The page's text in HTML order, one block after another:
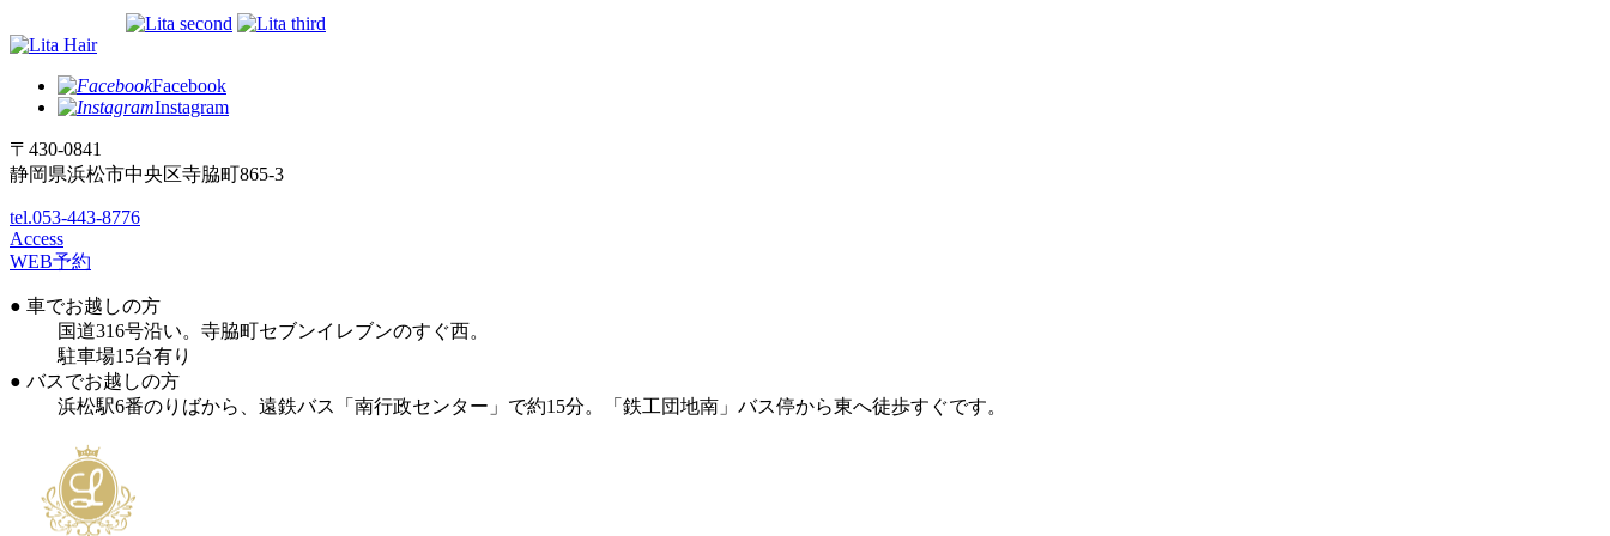
Facebook
Instagram
〒430-0841
静岡県浜松市中央区寺脇町865-3
tel.053-443-8776
Access
WEB予約
● 車でお越しの方
国道316号沿い。寺脇町セブンイレブンのすぐ西。
駐車場15台有り
● バスでお越しの方
浜松駅6番のりばから、遠鉄バス「南行政センター」で約15分。「鉄工団地南」バス停から東へ徒歩すぐです。